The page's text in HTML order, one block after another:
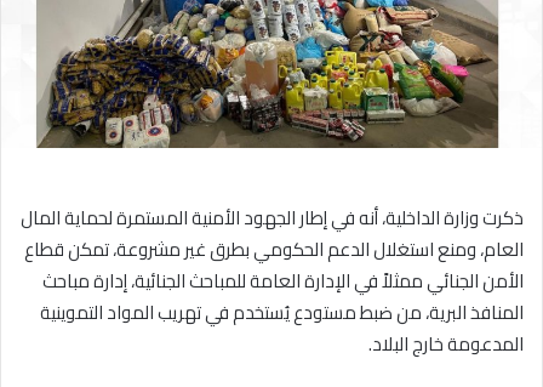
ذكرت وزارة الداخلية، أنه في إطار الجهود الأمنية المستمرة لحماية المال
العام، ومنع استغلال الدعم الحكومي بطرق غير مشروعة، تمكن قطاع
الأمن الجنائي ممثلاً في الإدارة العامة للمباحث الجنائية، إدارة مباحث
المنافذ البرية، من ضبط مستودع يُستخدم في تهريب المواد التموينية
المدعومة خارج البلاد.